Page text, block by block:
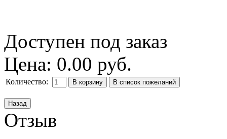
Доступен под заказ
Цена: 0.00 руб.
Количество:
Отзыв